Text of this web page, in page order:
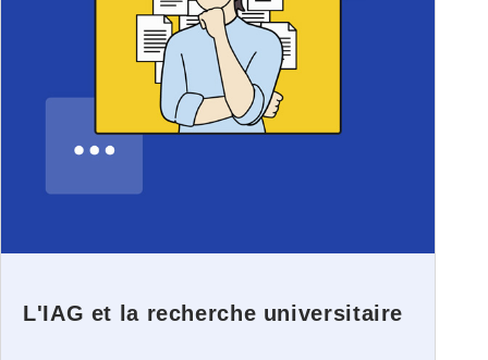
L'IAG et la recherche universitaire